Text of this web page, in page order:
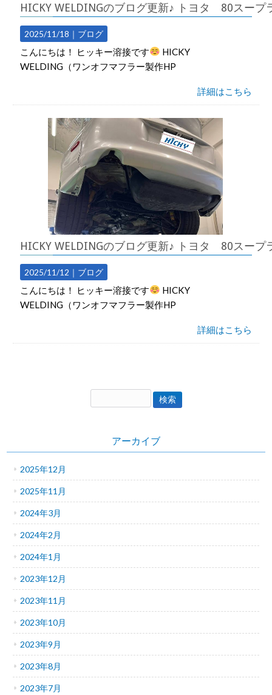
HICKY WELDINGのブログ更新♪ トヨタ 80スー
2025/11/18｜ ブログ
こんにちは！ ヒッキー溶接です
HICKY
WELDING（ワンオフマフラー製作HP
詳細はこちら
HICKY WELDINGのブログ更新♪ トヨタ 80スー
2025/11/12｜ ブログ
こんにちは！ ヒッキー溶接です
HICKY
WELDING（ワンオフマフラー製作HP
詳細はこちら
アーカイブ
2025年12月
2025年11月
2024年3月
2024年2月
2024年1月
2023年12月
2023年11月
2023年10月
2023年9月
2023年8月
2023年7月